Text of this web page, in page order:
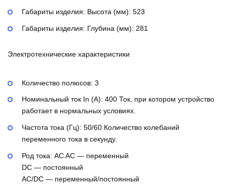
Габариты изделия: Высота (мм): 523
Габариты изделия: Глубина (мм): 281
Электротехнические характеристики
Количество полюсов: 3
Номинальный ток In (А): 400 Ток, при котором устройство
работает в нормальных условиях.
Частота тока (Гц): 50/60 Количество колебаний
переменного тока в секунду.
Род тока: ACAC — переменный
DC — постоянный
AC/DC — переменный/постоянный